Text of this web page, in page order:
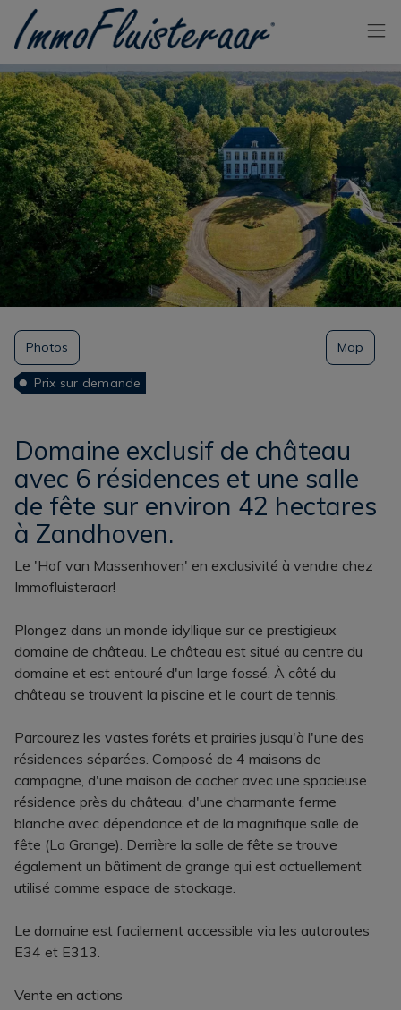
Passer le menu et aller au contenu
Domaine exclusif de château
avec 6 résidences et une salle
de fête sur environ 42 hectares
à Zandhoven.
Prix sur demande
Photos Map
Le 'Hof van Massenhoven' en exclusivité à vendre chez
Immofluisteraar!
Plongez dans un monde idyllique sur ce prestigieux
domaine de château. Le château est situé au centre du
domaine et est entouré d'un large fossé. À côté du
château se trouvent la piscine et le court de tennis.
Parcourez les vastes forêts et prairies jusqu'à l'une des
résidences séparées. Composé de 4 maisons de
campagne, d'une maison de cocher avec une spacieuse
résidence près du château, d'une charmante ferme
blanche avec dépendance et de la magnifique salle de
fête (La Grange). Derrière la salle de fête se trouve
également un bâtiment de grange qui est actuellement
utilisé comme espace de stockage.
Le domaine est facilement accessible via les autoroutes
E34 et E313.
Vente en actions